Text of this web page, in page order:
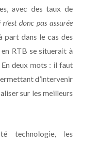
avec des taux de
donc pas assurée
part dans le cas des
RTB se situerait à
deux mots : il faut
d’intervenir
sur les meilleurs
technologie, les